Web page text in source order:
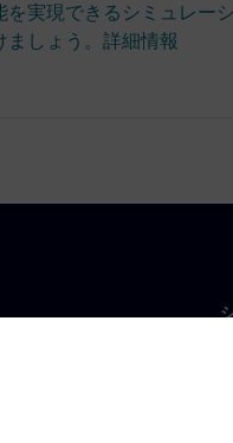
実現できるシミュレーシ
ましょう。詳細情報